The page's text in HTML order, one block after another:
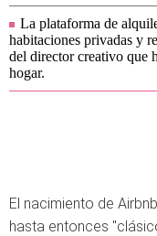
La plataforma de
habitaciones privadas y
del director creativo que
hogar.
El nacimiento de
hasta entonces